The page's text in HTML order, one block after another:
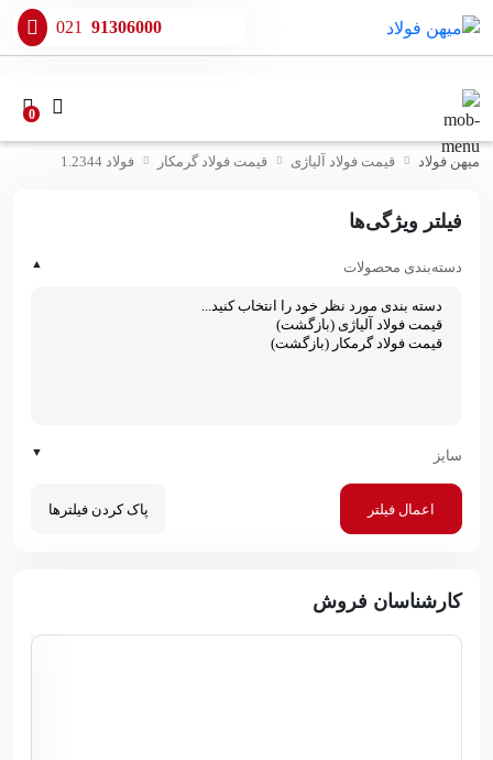
021 91306000
0
میهن فولاد قیمت فولاد آلیاژی قیمت فولاد گرمکار فولاد 1.2344
فیلتر ویژگی‌ها
دسته‌بندی محصولات ▲
سایز ▼
اعمال فیلتر پاک کردن فیلترها
کارشناسان فروش